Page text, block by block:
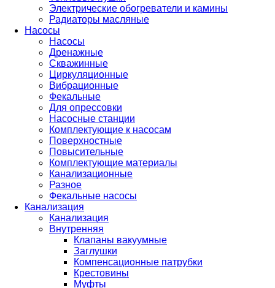
Электрические обогреватели и камины
Радиаторы масляные
Насосы
Насосы
Дренажные
Скважинные
Циркуляционные
Вибрационные
Фекальные
Для опрессовки
Насосные станции
Комплектующие к насосам
Поверхностные
Повысительные
Комплектующие материалы
Канализационные
Разное
Фекальные насосы
Канализация
Канализация
Внутренняя
Клапаны вакуумные
Заглушки
Компенсационные патрубки
Крестовины
Муфты